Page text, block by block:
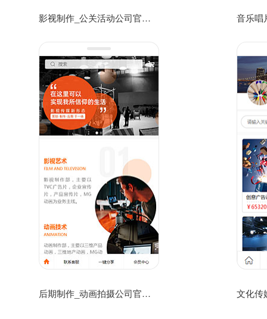
影视制作_公关活动公司官方手机网站模板免费下载
后期制作_动画拍摄公司官方手机网站模板源码免费下载